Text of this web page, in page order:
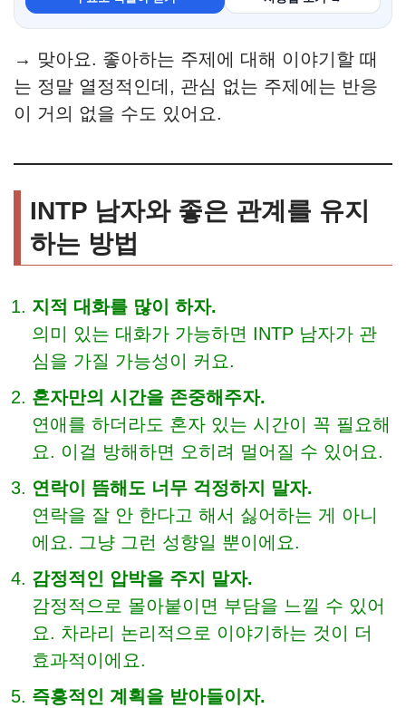
→ 맞아요. 좋아하는 주제에 대해 이야기할 때
는 정말 열정적인데, 관심 없는 주제에는 반응
이 거의 없을 수도 있어요.
INTP 남자와 좋은 관계를 유지
하는 방법
지적 대화를 많이 하자.
의미 있는 대화가 가능하면 INTP 남자가 관
심을 가질 가능성이 커요.
혼자만의 시간을 존중해주자.
연애를 하더라도 혼자 있는 시간이 꼭 필요해
요. 이걸 방해하면 오히려 멀어질 수 있어요.
연락이 뜸해도 너무 걱정하지 말자.
연락을 잘 안 한다고 해서 싫어하는 게 아니
에요. 그냥 그런 성향일 뿐이에요.
감정적인 압박을 주지 말자.
감정적으로 몰아붙이면 부담을 느낄 수 있어
요. 차라리 논리적으로 이야기하는 것이 더
효과적이에요.
즉흥적인 계획을 받아들이자.